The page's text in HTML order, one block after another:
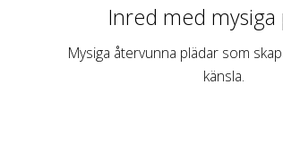
Inred med mysiga
Mysiga återvunna plädar som
känsla.